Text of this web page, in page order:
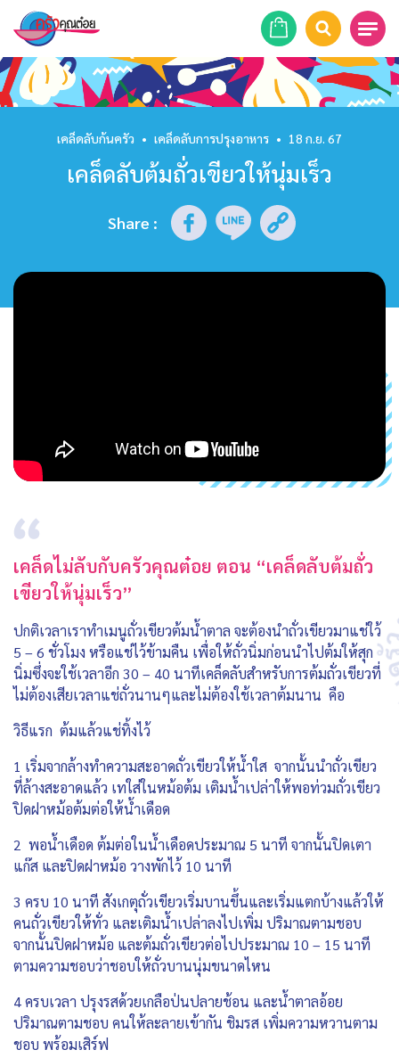
หน้าแรก
สูตรอาหาร
ร้านอาหาร
รายการย้อนหลัง
เคล็ดลับก้นครัว • เคล็ดลับการปรุงอาหาร • 18 ก.ย. 67
เคล็ดลับต้มถั่วเขียวให้นุ่มเร็ว
Share :
เคล็ดไม่ลับกับครัวคุณต๋อย ตอน “เคล็ดลับต้มถั่ว
เขียวให้นุ่มเร็ว”
ปกติเวลาเราทำเมนูถั่วเขียวต้มน้ำตาล จะต้องนำถั่วเขียวมาแช่ใว้
5 – 6 ชั่วโมง หรือแช่ไว้ข้ามคืน เพื่อให้ถั่วนิ่มก่อนนำไปต้มให้สุก
นิ่มซึ่งจะใช้เวลาอีก 30 – 40 นาทีเคล็ดลับสำหรับการต้มถั่วเขียวที่
ไม่ต้องเสียเวลาแช่ถั่วนานๆและไม่ต้องใช้เวลาต้มนาน คือ
วิธีแรก ต้มแล้วแช่ทิ้งไว้
1 เริ่มจากล้างทำความสะอาดถั่วเขียวให้น้ำใส จากนั้นนำถั่วเขียว
ที่ล้างสะอาดแล้ว เทใส่ในหม้อต้ม เติมน้ำเปล่าให้พอท่วมถั่วเขียว
ปิดฝาหม้อต้มต่อให้น้ำเดือด
2 พอน้ำเดือด ต้มต่อในน้ำเดือดประมาณ 5 นาที จากนั้นปิดเตา
แก๊ส และปิดฝาหม้อ วางพักไว้ 10 นาที
3 ครบ 10 นาที สังเกตุถั่วเขียวเริ่มบานขึ้นและเริ่มแตกบ้างแล้วให้
คนถั่วเขียวให้ทั่ว และเติมน้ำเปล่าลงไปเพิ่ม ปริมาณตามชอบ
จากนั้นปิดฝาหม้อ และต้มถั่วเขียวต่อไปประมาณ 10 – 15 นาที
ตามความชอบว่าชอบให้ถั่วบานนุ่มขนาดไหน
4 ครบเวลา ปรุงรสด้วยเกลือป่นปลายช้อน และน้ำตาลอ้อย
ปริมาณตามชอบ คนให้ละลายเข้ากัน ชิมรส เพิ่มความหวานตาม
ชอบ พร้อมเสิร์ฟ